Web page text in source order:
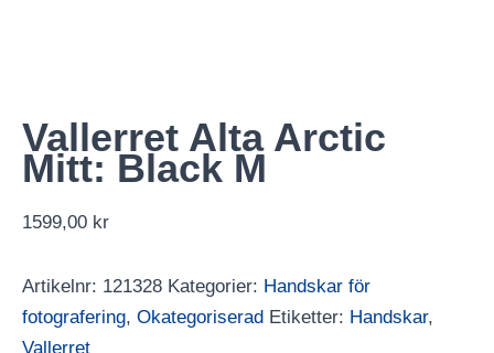
Vallerret Alta Arctic
Mitt: Black M
1599,00 kr
Artikelnr: 121328 Kategorier: Handskar för
fotografering, Okategoriserad Etiketter: Handskar,
Vallerret